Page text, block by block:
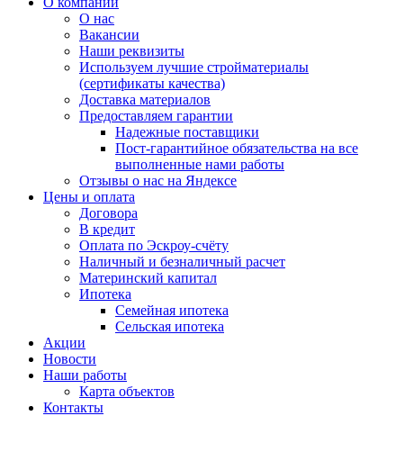
О нас
Вакансии
Наши реквизиты
Используем лучшие стройматериалы
(сертификаты качества)
Доставка материалов
Предоставляем гарантии
Надежные поставщики
Пост-гарантийное обязательства на все
выполненные нами работы
Отзывы о нас на Яндексе
Цены и оплата
Договора
В кредит
Оплата по Эскроу-счёту
Наличный и безналичный расчет
Материнский капитал
Ипотека
Семейная ипотека
Сельская ипотека
Акции
Новости
Наши работы
Карта объектов
Контакты